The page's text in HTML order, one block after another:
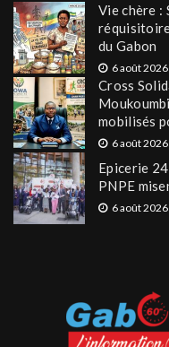
Vie chère :
du Gabon
6 août 2026
Cross
mobilisés
6 août 2026
Epicerie
PNPE
6 août 2026